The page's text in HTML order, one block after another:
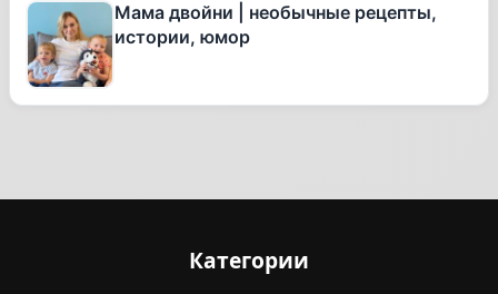
Мама двойни | необычные рецепты,
истории, юмор
Категории